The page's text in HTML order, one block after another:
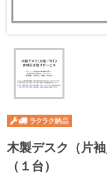
木製デスク（片
（１台）